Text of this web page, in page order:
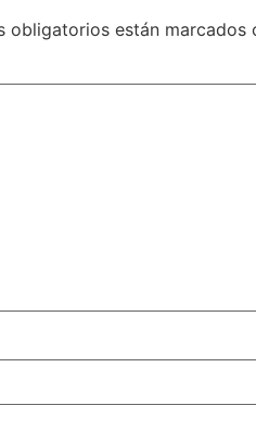
obligatorios están marcados